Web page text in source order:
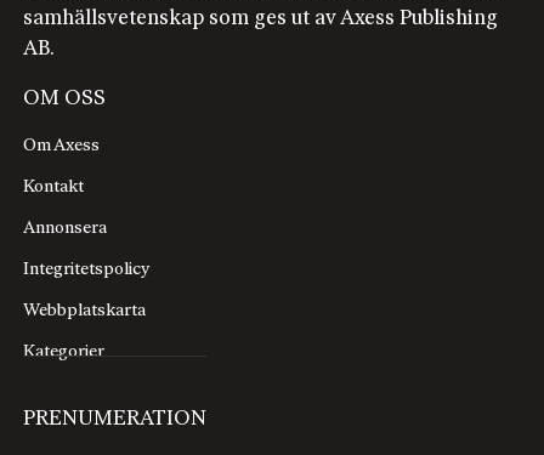
samhällsvetenskap som ges ut av Axess Publishing
AB.
OM OSS
Om Axess
Kontakt
Annonsera
Integritetspolicy
Webbplatskarta
Kategorier
PRENUMERATION